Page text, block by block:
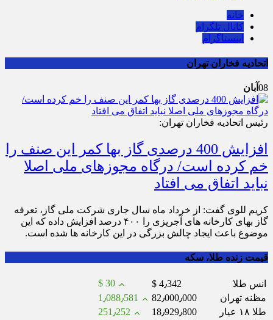
خانه
کانال تلگرام
اینستاگرام
اتحادیه فخاران تهران
08 آبان
رئیس اتحادیه فخاران تهران:
افزایش 400 درصدی گاز بها کمر این صنف را
خم کرده است/ درگاه مجوزهای ملی اصلا
نباید اتفاق می افتاد
کریم للوی گفت: از خرداد ماه سال جاری شرکت ملی گاز، تعرفه
گاز بهای کارخانه های آجرپزی را ۴۰۰ درصد افزایش داده که این
موضوع باعث ایجاد چالش بزرگی در این کارخانه ها شده است.
قیمت زنده طلا، سکه
انس طلا $ 4٫342
$ 30
مظنه تهران
82٫000٫000
1٫088٫581
طلا ۱۸ عیار
18٫929٫800
251٫252